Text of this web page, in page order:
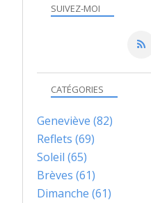
SUIVEZ-MOI
CATÉGORIES
Geneviève (82)
Reflets (69)
Soleil (65)
Brèves (61)
Dimanche (61)